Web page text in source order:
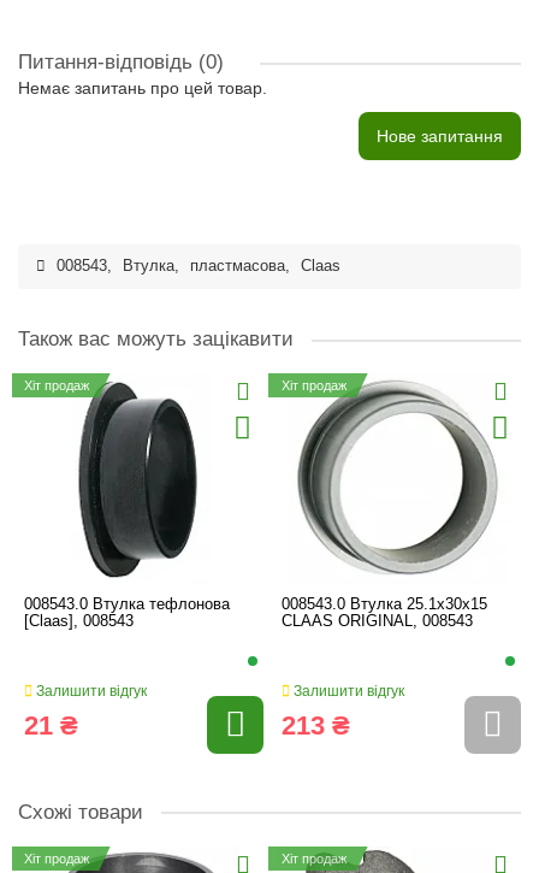
Питання-відповідь (0)
Немає запитань про цей товар.
Нове запитання
008543, Втулка, пластмасова, Claas
Також вас можуть зацікавити
Хіт продаж
008543.0 Втулка тефлонова
[Claas], 008543
Залишити відгук
21 ₴
Хіт продаж
008543.0 Втулка 25.1x30x15
CLAAS ORIGINAL, 008543
Залишити відгук
213 ₴
Схожі товари
Хіт продаж Хіт продаж